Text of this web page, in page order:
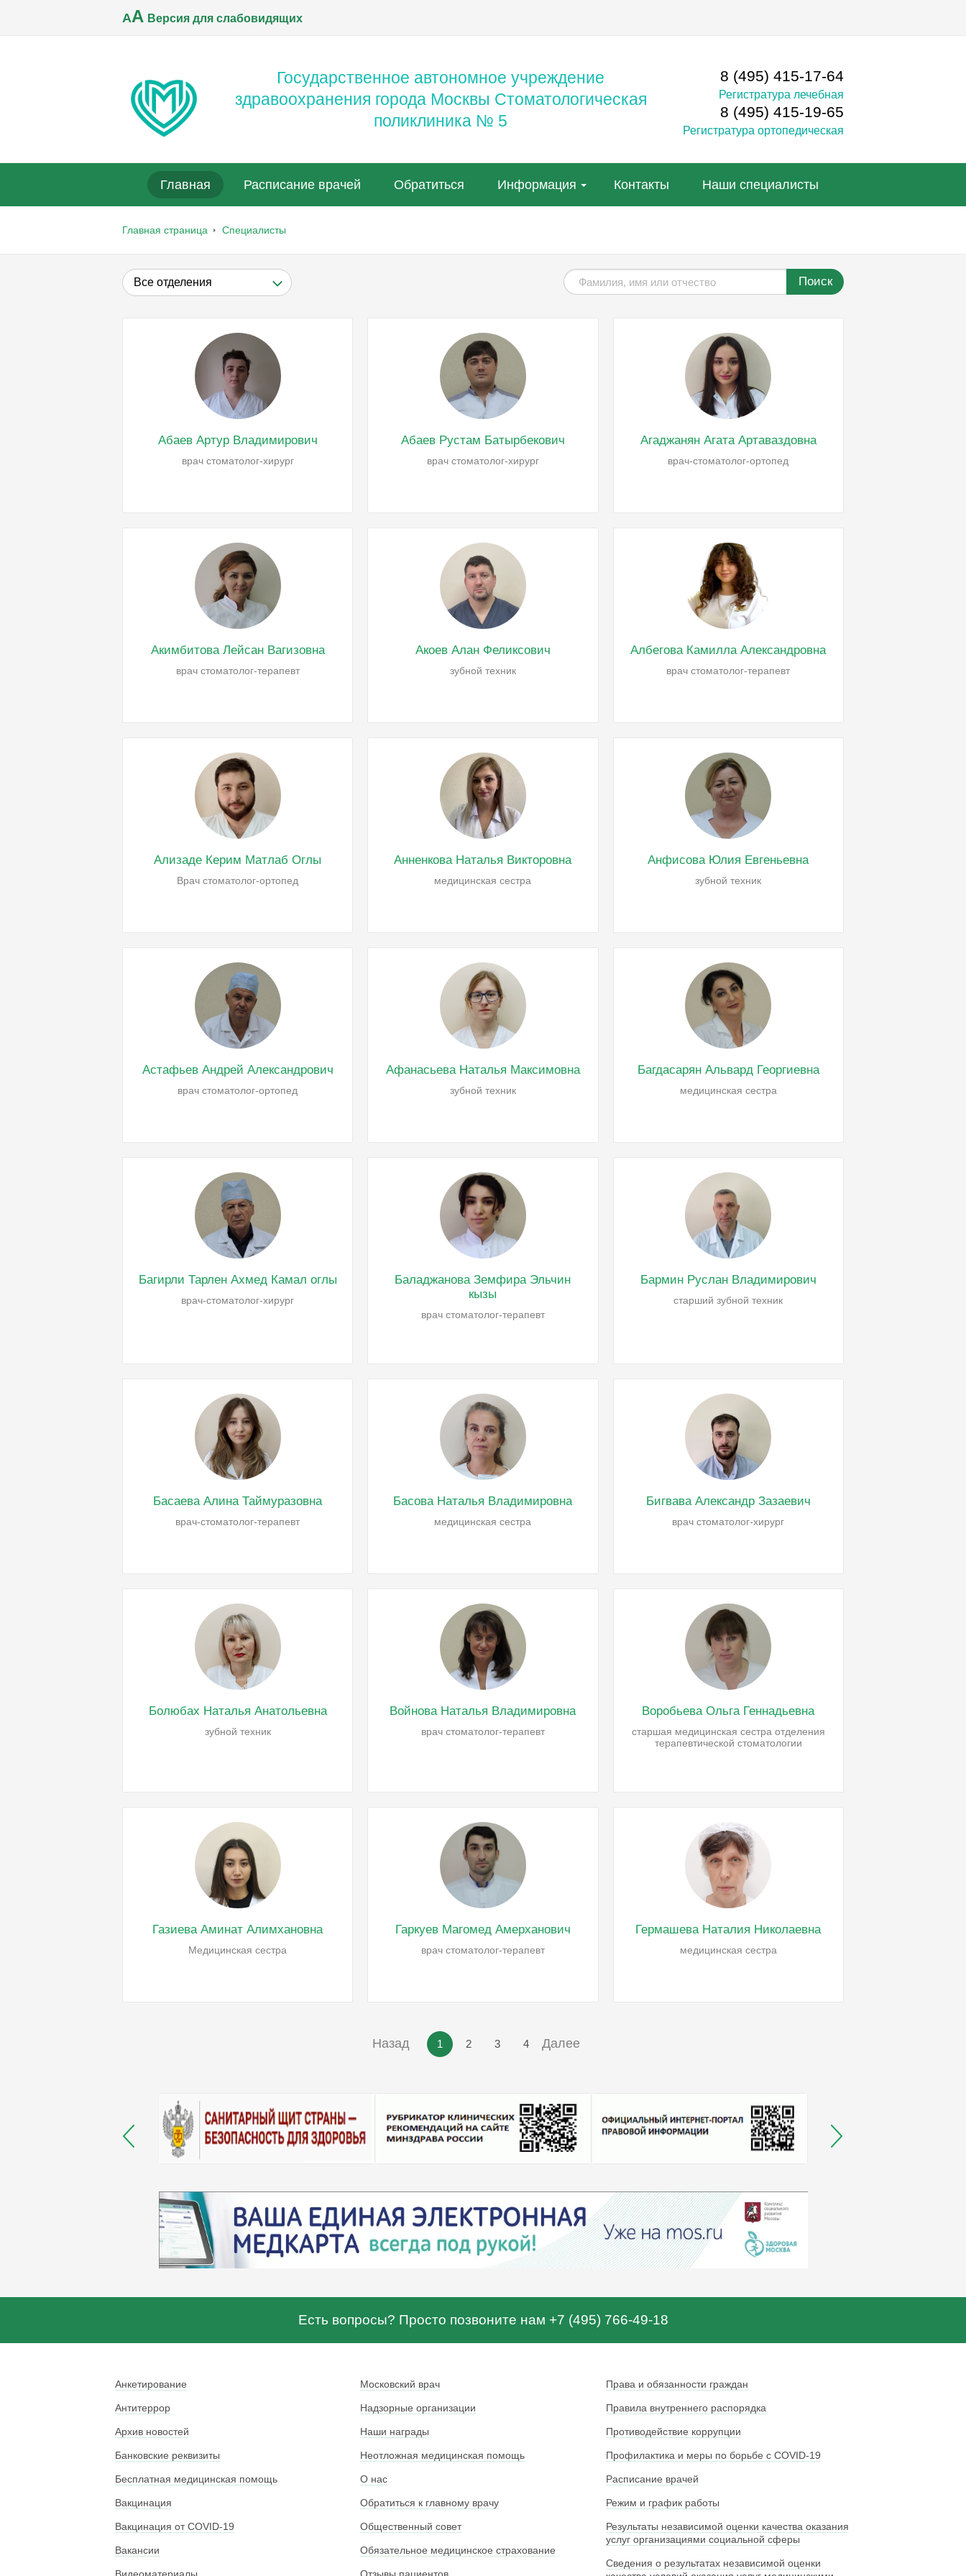
AA Версия для слабовидящих
Государственное автономное учреждение
здравоохранения города Москвы Стоматологическая
поликлиника № 5
8 (495) 415-17-64
Регистратура лечебная
8 (495) 415-19-65
Регистратура ортопедическая
Главная Расписание врачей Обратиться Информация Контакты Наши специалисты
Главная страница Специалисты
Все отделения Поиск
Абаев Артур Владимирович
врач стоматолог-хирург
Абаев Рустам Батырбекович
врач стоматолог-хирург
Агаджанян Агата Артаваздовна
врач-стоматолог-ортопед
Акимбитова Лейсан Вагизовна
врач стоматолог-терапевт
Акоев Алан Феликсович
зубной техник
Албегова Камилла Александровна
врач стоматолог-терапевт
Ализаде Керим Матлаб Оглы
Врач стоматолог-ортопед
Анненкова Наталья Викторовна
медицинская сестра
Анфисова Юлия Евгеньевна
зубной техник
Астафьев Андрей Александрович
врач стоматолог-ортопед
Афанасьева Наталья Максимовна
зубной техник
Багдасарян Альвард Георгиевна
медицинская сестра
Багирли Тарлен Ахмед Камал оглы
врач-стоматолог-хирург
Баладжанова Земфира Эльчин
кызы
врач стоматолог-терапевт
Бармин Руслан Владимирович
старший зубной техник
Басаева Алина Таймуразовна
врач-стоматолог-терапевт
Басова Наталья Владимировна
медицинская сестра
Бигвава Александр Зазаевич
врач стоматолог-хирург
Болюбах Наталья Анатольевна
зубной техник
Войнова Наталья Владимировна
врач стоматолог-терапевт
Воробьева Ольга Геннадьевна
старшая медицинская сестра отделения
терапевтической стоматологии
Газиева Аминат Алимхановна
Медицинская сестра
Гаркуев Магомед Амерханович
врач стоматолог-терапевт
Гермашева Наталия Николаевна
медицинская сестра
Назад 1 2 3 4 Далее
Есть вопросы? Просто позвоните нам +7 (495) 766-49-18
Анкетирование
Антитеррор
Архив новостей
Банковские реквизиты
Бесплатная медицинская помощь
Вакцинация
Вакцинация от COVID-19
Вакансии
Московский врач
Надзорные организации
Наши награды
Неотложная медицинская помощь
О нас
Обратиться к главному врачу
Общественный совет
Обязательное медицинское страхование
Права и обязанности граждан
Правила внутреннего распорядка
Противодействие коррупции
Профилактика и меры по борьбе с COVID-19
Расписание врачей
Режим и график работы
Результаты независимой оценки качества оказания
услуг организациями социальной сферы
Сведения о результатах независимой оценки